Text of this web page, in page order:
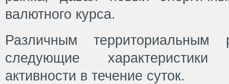
валютного курса.
Различным
следующие
активности в течение суток.